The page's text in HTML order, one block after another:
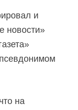
и
новости»
на